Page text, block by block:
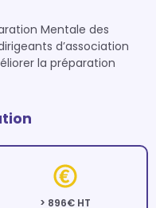
Mentale des
d’association
la préparation
> 896€ HT